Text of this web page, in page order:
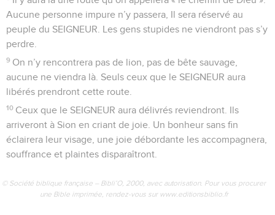
Aucune personne impure n’y passera, Il sera réservé au
peuple du SEIGNEUR. Les gens stupides ne viendront pas s’y
perdre.
9 On n’y rencontrera pas de lion, pas de bête sauvage,
aucune ne viendra là. Seuls ceux que le SEIGNEUR aura
libérés prendront cette route.
10 Ceux que le SEIGNEUR aura délivrés reviendront. Ils
arriveront à Sion en criant de joie. Un bonheur sans fin
éclairera leur visage, une joie débordante les accompagnera,
souffrance et plaintes disparaîtront.
© Société biblique française – Bibli’O, 2000, avec autorisation. Pour vous procurer
une Bible imprimée, rendez-vous sur www.editionsbiblio.fr